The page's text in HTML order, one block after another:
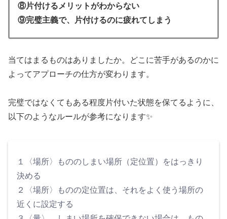
⑧片付けるメリットがわからない
⑨完璧主義で、片付けるのに疲れてしまう
当てはまるものはありましたか。どこに苦手があるのかに
よってアプローチの仕方が変わります。
完璧ではなくてもある程度片付いた状態を保てるように、
以下のようなルールが参考になります✨
１〈場所〉もののしまい場所（定位置）をはっきり
決める
２〈場所〉ものの定位置は、それをよく使う場所の
近くに設定する